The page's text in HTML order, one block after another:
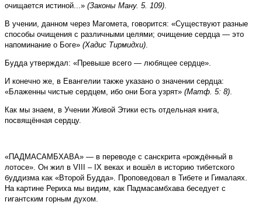
очищается истиной...» (Законы Ману. 5. 109)
В учении, данном через Магомета, говорится: «Существуют разные
способы очищения с различными целями; очищение сердца — это
напоминание о Боге» (Хадис Тирмидхи)
Будда утверждал: «Превыше всего — любящее сердце».
И конечно же, в Евангелии также указано о значении сердца:
«Блаженны чистые сердцем, ибо они Бога узрят» (Матф. 5: 8)
Как мы знаем, в Учении Живой Этики есть отдельная книга,
посвящённая сердцу.
«ПАДМАСАМБХАВА» — в переводе с санскрита «рождённый в
лотосе». Он жил в VIII – IX веках и вошёл в историю тибетского
буддизма как «Второй Будда». Проповедовал в Тибете и Гималаях.
На картине Рериха мы видим, как Падмасамбхава беседует с
гигантским горным духом.